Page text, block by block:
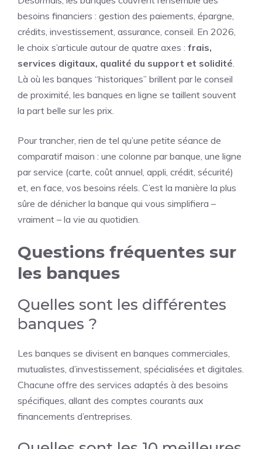
besoins financiers : gestion des paiements, épargne,
crédits, investissement, assurance, conseil. En 2026,
le choix s’articule autour de quatre axes : frais,
services digitaux, qualité du support et solidité.
Là où les banques “historiques” brillent par le conseil
de proximité, les banques en ligne se taillent souvent
la part belle sur les prix.
Pour trancher, rien de tel qu’une petite séance de
comparatif maison : une colonne par banque, une ligne
par service (carte, coût annuel, appli, crédit, sécurité)
et, en face, vos besoins réels. C’est la manière la plus
sûre de dénicher la banque qui vous simplifiera –
vraiment – la vie au quotidien.
Questions fréquentes sur
les banques
Quelles sont les différentes
banques ?
Les banques se divisent en banques commerciales,
mutualistes, d’investissement, spécialisées et digitales.
Chacune offre des services adaptés à des besoins
spécifiques, allant des comptes courants aux
financements d’entreprises.